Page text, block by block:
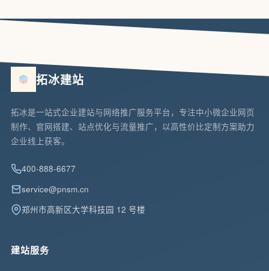
拓冰建站
拓冰是一站式企业建站与网络推广服务平台，专注中小微企业网页
制作、官网搭建、站点优化与流量推广，以高性价比定制方案助力
企业线上获客。
400-888-6677
service@pnsm.cn
郑州市高新区大学科技园 12 号楼
建站服务